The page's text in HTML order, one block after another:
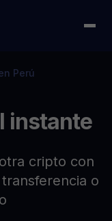
Perú
instante
cripto con
o